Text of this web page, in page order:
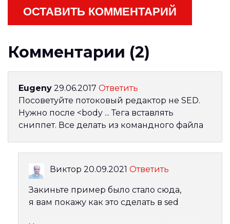
ОСТАВИТЬ КОММЕНТАРИЙ
Комментарии (2)
Eugeny 29.06.2017 Ответить
Посоветуйте потоковый редактор не SED.
Нужно после <body ... Тега вставлять
сниппет. Все делать из командного файла
Виктор 20.09.2021 Ответить
Закиньте пример было стало сюда,
я вам покажу как это сделать в sed